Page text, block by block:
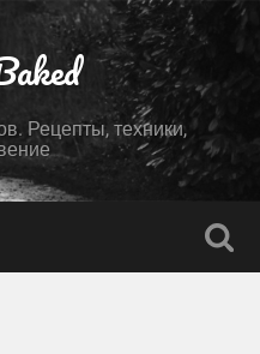
Рецепты, техники,